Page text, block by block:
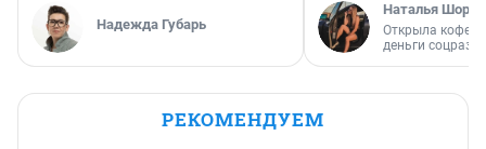
Надежда Губарь
Наталья
Открыла
деньги
РЕКОМЕНДУЕМ